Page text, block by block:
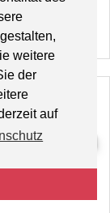
weitere
der
auf